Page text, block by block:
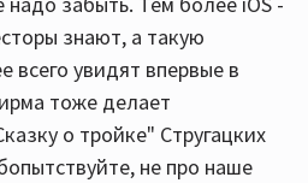
знают, а такую
всего увидят впервые в
тоже делает
о тройке" Стругацких
не про наше